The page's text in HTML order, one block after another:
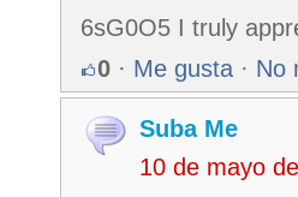
6sG0O5 I truly
0 · Me gusta · No
Suba Me
10 de mayo